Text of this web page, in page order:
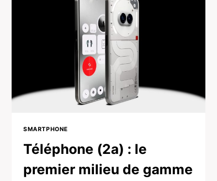
SMARTPHONE
Téléphone (2a) : le
premier milieu de gamme